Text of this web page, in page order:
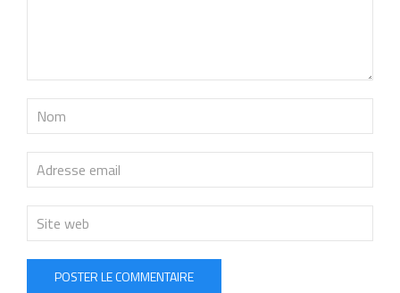
POSTER LE COMMENTAIRE